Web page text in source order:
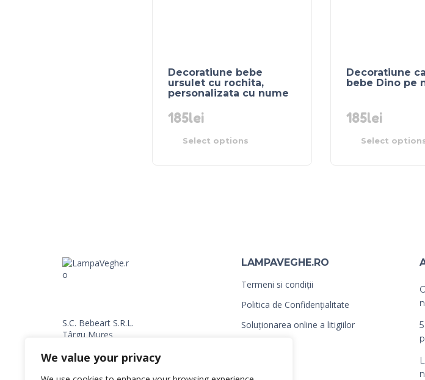
We value your privacy
Decoratiune bebe
ursulet cu rochita,
personalizata cu nume
185lei
Select options
Decoratiune
bebe Dino pe
185lei
Select
S.C. Bebeart S.R.L.
Târgu Mureș
0766 066 606
LAMPAVEGHE.RO
Termeni si condiții
Politica de Confidențialitate
Soluționarea online a litigiilor